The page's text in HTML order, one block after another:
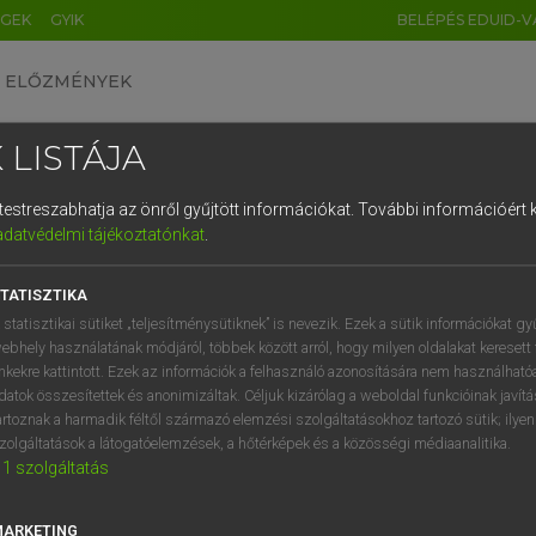
GYIK BELÉPÉS EDUID-
ELŐZMÉNYEK
egyetemes nagyszótár
VAN ELŐFIZETÉSED?
megtekintéséhez.
LISTÁJA
az önről gyűjtött információkat. További információért
tájékoztatónkat.
statisztikai sütiket „teljesítménysütiknek” is nevezik. Ezek a sütik információkat
használatának módjáról, többek között arról, hogy milyen oldalakat keresett
kattintott. Ezek az információk a felhasználó azonosítására nem
összesítettek és anonimizáltak. Céljuk kizárólag a weboldal funkcióinak
a harmadik féltől származó elemzési szolgáltatásokhoz tartozó sütik;
a látogatóelemzések, a hőtérképek és a közösségi médiaanalitika.
1 szolgáltatás
DE CN FR ES IT NL
1 2 3 4 5 6 7 8 9
q w e r t z u i
a s d f g h j k l é
í y x c v b n m , .